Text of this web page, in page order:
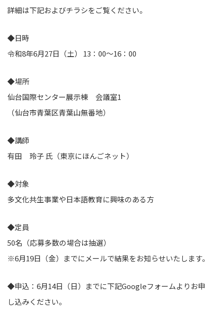
詳細は下記およびチラシをご覧ください。
◆日時
令和8年6月27日（土） 13：00～16：00
◆場所
仙台国際センター展示棟 会議室1
（仙台市青葉区青葉山無番地）
◆講師
有田 玲子 氏（東京にほんごネット）
◆対象
多文化共生事業や日本語教育に興味のある方
◆定員
50名（応募多数の場合は抽選）
※6月19日（金）までにメールで結果をお知らせいたします。
◆申込：6月14日（日）までに下記Googleフォームよりお申
し込みください。